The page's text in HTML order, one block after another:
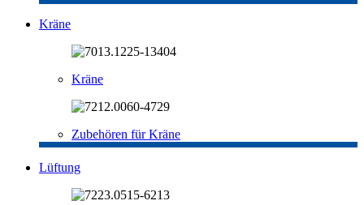
Kräne
Kräne
Zubehören für Kräne
Lüftung